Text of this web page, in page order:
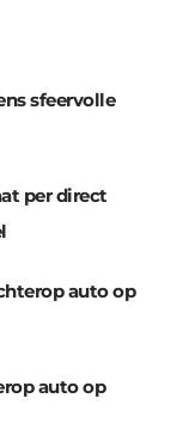
sfeervolle
per direct
auto op
auto op